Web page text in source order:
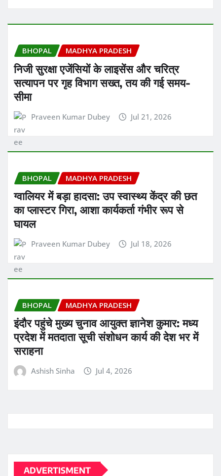
BHOPAL MADHYA PRADESH
निजी सुरक्षा एजेंसियों के लाइसेंस और चरित्र
सत्यापन पर गृह विभाग सख्त, तय की गई समय-
सीमा
Praveen Kumar Dubey Jul 21, 2026
BHOPAL MADHYA PRADESH
ग्वालियर में बड़ा हादसा: उप स्वास्थ्य केंद्र की छत
का प्लास्टर गिरा, आशा कार्यकर्ता गंभीर रूप से
घायल
Praveen Kumar Dubey Jul 18, 2026
BHOPAL MADHYA PRADESH
इंदौर पहुंचे मुख्य चुनाव आयुक्त ज्ञानेश कुमार: मध्य
प्रदेश में मतदाता सूची संशोधन कार्य की देश भर में
सराहना
Ashish Sinha Jul 4, 2026
ADVERTISMENT